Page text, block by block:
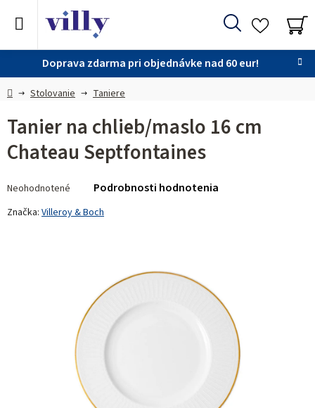
Doprava zdarma pri objednávke nad 60 eur!
Hľadať
DomovStolovanie Taniere
Tanier na chlieb/maslo 16 cm
Chateau Septfontaines
hodnotenie
produktu
Neohodnotené Podrobnosti hodnotenia
Značka: Villeroy & Boch